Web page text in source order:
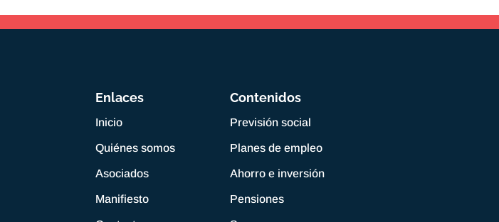
Enlaces
Inicio
Quiénes somos
Asociados
Manifiesto
Contenidos
Previsión social
Planes de empleo
Ahorro e inversión
Pensiones